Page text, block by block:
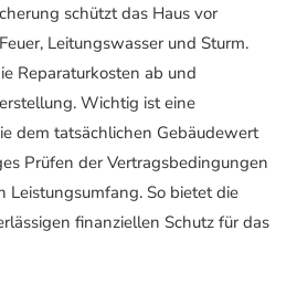
schützt das Haus vor
Leitungswasser und Sturm.
Reparaturkosten ab und
Wichtig ist eine
dem tatsächlichen Gebäudewert
Prüfen der Vertragsbedingungen
Leistungsumfang. So bietet die
finanziellen Schutz für das